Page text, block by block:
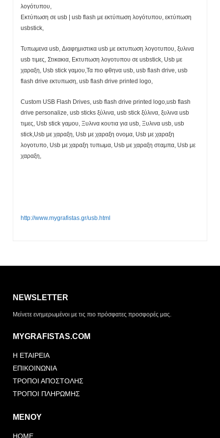
λογότυπου,
Εκτύπωση σε usb | usb flash με εκτύπωση λογότυπου, εκτύπωση
usbstick,
Τυπωμενα usb, Διαφημιστικα usb με εκτυπωση λογοτυπου, ξυλινα
usb τιμες, Στικακια, Εκτυπωση λογοτυπου σε usbstick, Usb με
χαραξη, Usb stick γαμου,Τα πιο φθηνα usb, usb flash drive, usb
flash drive εκτυπωση, usb flash drive printed logo,
Custom USB Flash Drives, usb flash drive printed logo,usb flash
drive personalize, usb sticks ξύλινα, usb stick ξύλινα, ξυλινα usb
τιμες, Usb stick γαμου, Ξυλινα κουτια για usb, Ξυλινα usb, usb
stick,Usb με χαραξη, Usb με χαραξη ονομα, Usb με χαραξη
λογοτυπο, Usb με χαραξη τυπωμα, Usb με χαραξη σταμπα, Usb με
χαραξη,
http://www.mygrafistas.gr/usb.html
NEWSLETTER
Μείνετε ενημερωμένοι με τις πιο πρόσφατες προσφορές μας.
MYGRAFISTAS.COM
Η ΕΤΑΙΡΕΙΑ
ΕΠΙΚΟΙΝΩΝΙΑ
ΤΡΟΠΟΙ ΑΠΟΣΤΟΛΗΣ
ΤΡΟΠΟΙ ΠΛΗΡΩΜΗΣ
ΜΕΝΟΥ
HOME
ΤΡΌΠΟΣ ΠΑΡΆΔΟΣΗΣ